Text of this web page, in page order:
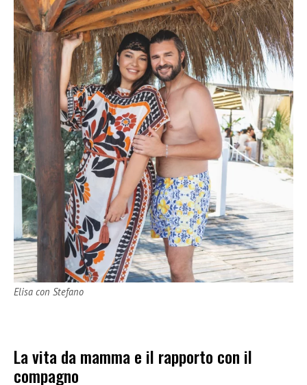
Elisa con Stefano
La vita da mamma e il rapporto con il
compagno